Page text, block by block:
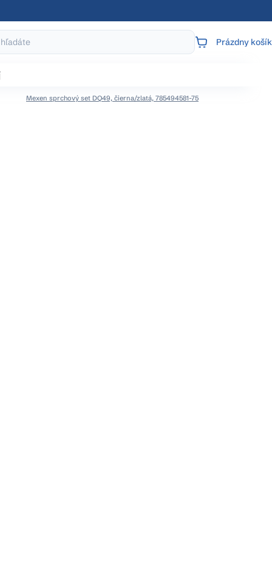
NÁKUPNÝ
Prázdny košík
Mexen sprchový set DQ49, čierna/zlatá, 785494581-75